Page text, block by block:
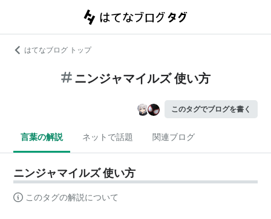
はてなブログ トップ
ニンジャマイルズ 使い方
このタグでブログを書く
言葉の解説 ネットで話題 関連ブログ
ニンジャマイルズ 使い方
このタグの解説について